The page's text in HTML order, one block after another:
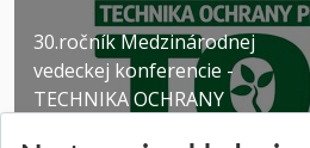
30.ročník Medzinárodnej
vedeckej konferencie -
TECHNIKA OCHRANY